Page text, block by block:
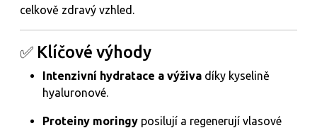
celkově zdravý vzhled.
✅ Klíčové výhody
Intenzivní hydratace a výživa díky kyselině
hyaluronové.
Proteiny moringy posilují a regenerují vlasové